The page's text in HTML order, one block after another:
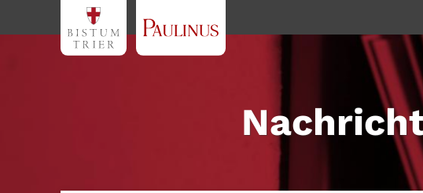
Zum Inhalt springen